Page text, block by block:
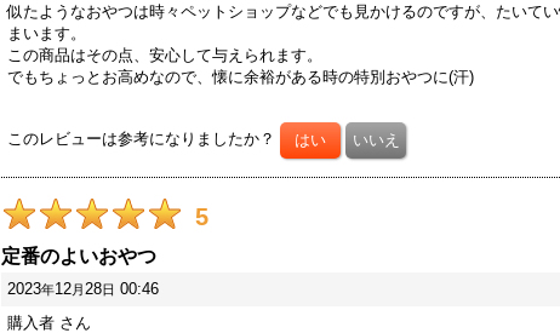
似たようなおやつは時々ペットショップなどでも見かけるのですが、たいて
まいます。
この商品はその点、安心して与えられます。
でもちょっとお高めなので、懐に余裕がある時の特別おやつに(汗)
このレビューは参考になりましたか？
5
定番のよいおやつ
2023年12月28日 00:46
購入者 さん